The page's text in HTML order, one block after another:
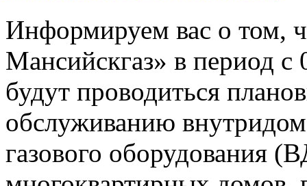
Информируем вас о том,
Мансийскгаз» в период с
будут проводиться
обслуживанию
газового